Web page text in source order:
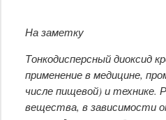
На заметку
Тонкодисперсный диоксид
применение в медицине,
числе пищевой) и технике.
вещества, в зависимости